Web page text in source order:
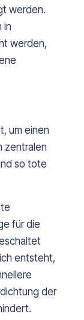
werden.
in
werden,
um einen
zentralen
so tote
für die
entsteht,
der